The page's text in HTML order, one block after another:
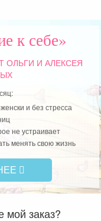
к себе»
ОЛЬГИ И АЛЕКСЕЯ
и без стресса
не устраивает
менять свою жизнь
мой заказ?